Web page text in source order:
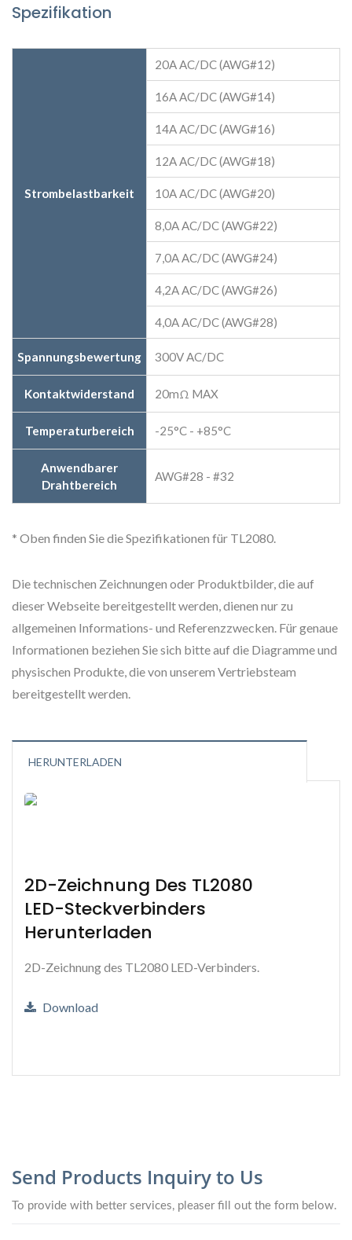
Spezifikation
Strombelastbarkeit
20A AC/DC (AWG#12)
16A AC/DC (AWG#14)
14A AC/DC (AWG#16)
12A AC/DC (AWG#18)
10A AC/DC (AWG#20)
8,0A AC/DC (AWG#22)
7,0A AC/DC (AWG#24)
4,2A AC/DC (AWG#26)
4,0A AC/DC (AWG#28)
Spannungsbewertung 300V AC/DC
Kontaktwiderstand 20mΩ MAX
Temperaturbereich -25°C - +85°C
Anwendbarer
Drahtbereich
AWG#28 - #32
* Oben finden Sie die Spezifikationen für TL2080.
Die technischen Zeichnungen oder Produktbilder, die auf
dieser Webseite bereitgestellt werden, dienen nur zu
allgemeinen Informations- und Referenzzwecken. Für genaue
Informationen beziehen Sie sich bitte auf die Diagramme und
physischen Produkte, die von unserem Vertriebsteam
bereitgestellt werden.
HERUNTERLADEN
2D-Zeichnung Des TL2080
LED-Steckverbinders
Herunterladen
2D-Zeichnung des TL2080 LED-Verbinders.
Download